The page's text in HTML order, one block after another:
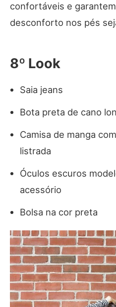
confortáveis e
desconforto nos pés
8º Look
Saia jeans
Bota preta de cano
Camisa de manga
listrada
Óculos escuros
acessório
Bolsa na cor preta